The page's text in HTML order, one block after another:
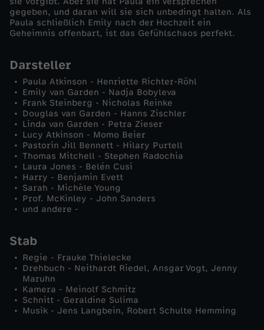
t
e
F
r
e
u
n
d
i
n
n
e
gegeben, und daran will sie sich unbedingt halten. Als
Paula schließlich Emily nach der Hochzeit ein
Geheimnis offenbart, ist das Gefühlschaos perfekt.
Darsteller
Paula Atkinson - Henriette Richter-Röhl
Emily van Garden - Nadja Bobyleva
Frank Steinberg - Nicholas Reinke
Douglas van Garden - Hanns Zischler
Linda van Garden - Petra Zieser
Lucy Atkinson - Momo Beier
Pastorin Jill Bennett - Hilary Purtell
Thomas Mitchell - Stephen Radochia
Laura Jones - Belén Cusi
Harry - Benjamin Evett
Sarah - Michèle Young
Prof. McKinley - John Sanders
und andere -
Stab
Regie - Frauke Thielecke
Drehbuch - Neithardt Riedel, Ansgar Vogt, Jenny
Maruhn
Kamera - Meinolf Schmitz
Schnitt - Geraldine Sulima
Musik - Jens Langbein, Robert Schulte Hemming